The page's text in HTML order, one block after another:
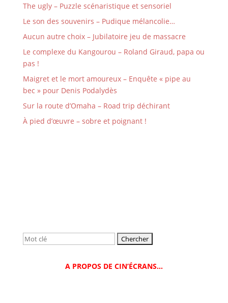
The ugly – Puzzle scénaristique et sensoriel
Le son des souvenirs – Pudique mélancolie…
Aucun autre choix – Jubilatoire jeu de massacre
Le complexe du Kangourou – Roland Giraud, papa ou
pas !
Maigret et le mort amoureux – Enquête « pipe au
bec » pour Denis Podalydès
Sur la route d’Omaha – Road trip déchirant
À pied d’œuvre – sobre et poignant !
Rechercher:
A PROPOS DE CIN’ÉCRANS…